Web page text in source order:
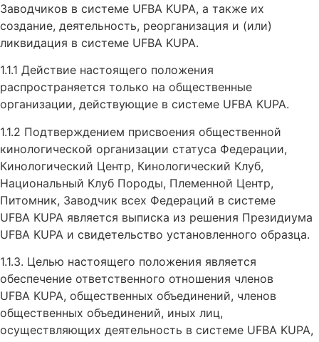
Заводчиков в системе UFBA KUPA, а также их
создание, деятельность, реорганизация и (или)
ликвидация в системе UFBA KUPA.
1.1.1 Действие настоящего положения
распространяется только на общественные
организации, действующие в системе UFBA KUPA.
1.1.2 Подтверждением присвоения общественной
кинологической организации статуса Федерации,
Кинологический Центр, Кинологический Клуб,
Национальный Клуб Породы, Племенной Центр,
Питомник, Заводчик всех Федераций в системе
UFBA KUPA является выписка из решения Президиума
UFBA KUPA и свидетельство установленного образца.
1.1.3. Целью настоящего положения является
обеспечение ответственного отношения членов
UFBA KUPA, общественных объединений, членов
общественных объединений, иных лиц,
осуществляющих деятельность в системе UFBA KUPA,